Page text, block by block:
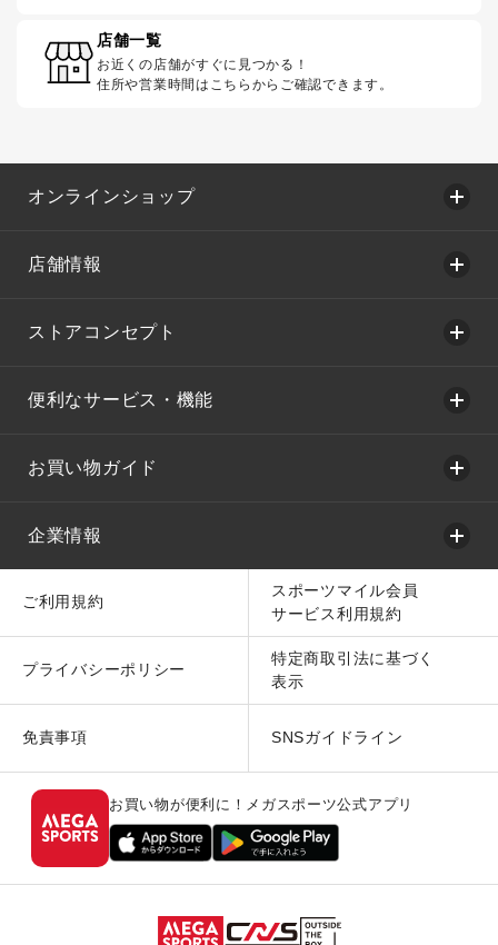
店舗一覧
お近くの店舗がすぐに見つかる！
住所や営業時間はこちらからご確認できます。
オンラインショップ
店舗情報
ストアコンセプト
便利なサービス・機能
お買い物ガイド
企業情報
ご利用規約
スポーツマイル会員
サービス利用規約
プライバシーポリシー
特定商取引法に基づく
表示
免責事項 SNSガイドライン
お買い物が便利に！メガスポーツ公式アプリ